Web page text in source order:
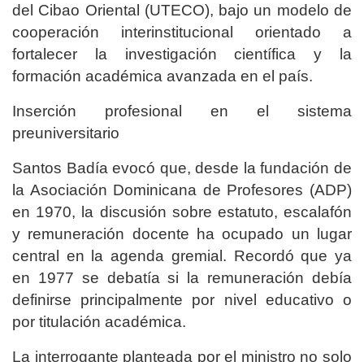
del Cibao Oriental (UTECO), bajo un modelo de
cooperación interinstitucional orientado a
fortalecer la investigación científica y la
formación académica avanzada en el país.
Inserción profesional en el sistema
preuniversitario
Santos Badía evocó que, desde la fundación de
la Asociación Dominicana de Profesores (ADP)
en 1970, la discusión sobre estatuto, escalafón
y remuneración docente ha ocupado un lugar
central en la agenda gremial. Recordó que ya
en 1977 se debatía si la remuneración debía
definirse principalmente por nivel educativo o
por titulación académica.
La interrogante planteada por el ministro no solo